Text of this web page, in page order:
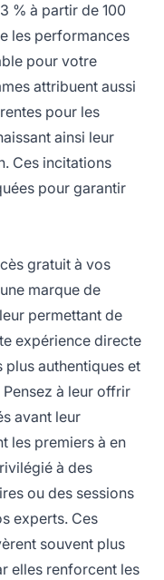
% à partir de 100
les performances
pour votre
attribuent aussi
pour les
ainsi leur
Ces incitations
pour garantir
gratuit à vos
marque de
permettant de
expérience directe
plus authentiques et
à leur offrir
avant leur
les premiers à en
à des
ou des sessions
experts. Ces
souvent plus
elles renforcent les